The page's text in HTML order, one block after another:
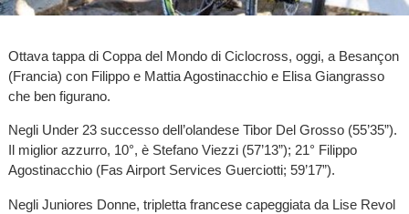
Ottava tappa di Coppa del Mondo di Ciclocross, oggi, a Besançon
(Francia) con Filippo e Mattia Agostinacchio e Elisa Giangrasso
che ben figurano.
Negli Under 23 successo dell’olandese Tibor Del Grosso (55’35”).
Il miglior azzurro, 10°, è Stefano Viezzi (57’13”); 21° Filippo
Agostinacchio (Fas Airport Services Guerciotti; 59’17”).
Negli Juniores Donne, tripletta francese capeggiata da Lise Revol